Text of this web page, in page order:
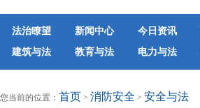
法治瞭望 新闻中心 今日资讯
建筑与法
教育与法 电力与法
地方法治联播
律师律所
您当前的位置： 首页 > 消防安全 > 安全与法